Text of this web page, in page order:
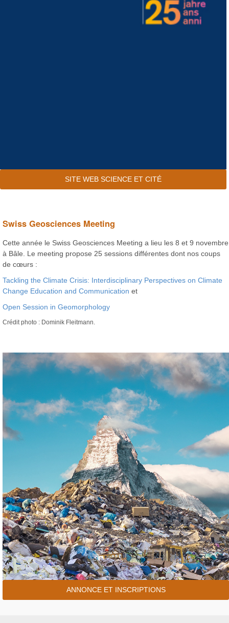
SITE WEB SCIENCE ET CITÉ
Swiss Geosciences Meeting
Cette année le Swiss Geosciences Meeting a lieu les 8 et 9 novembre
à Bâle. Le meeting propose 25 sessions différentes dont nos coups
de cœurs :
Tackling the Climate Crisis: Interdisciplinary Perspectives on Climate
Change Education and Communication et
Open Session in Geomorphology
Crédit photo : Dominik Fleitmann.
ANNONCE ET INSCRIPTIONS